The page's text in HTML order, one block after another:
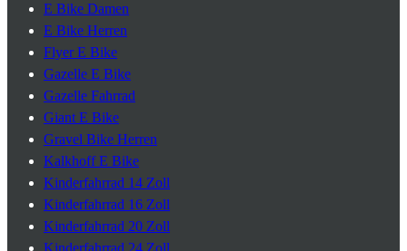
E Bike Damen
E Bike Herren
Flyer E Bike
Gazelle E Bike
Gazelle Fahrrad
Giant E Bike
Gravel Bike Herren
Kalkhoff E Bike
Kinderfahrrad 14 Zoll
Kinderfahrrad 16 Zoll
Kinderfahrrad 20 Zoll
Kinderfahrrad 24 Zoll